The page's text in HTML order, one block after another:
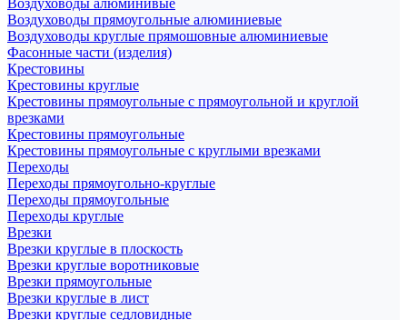
Воздуховоды алюминивые
Воздуховоды прямоугольные алюминиевые
Воздуховоды круглые прямошовные алюминиевые
Фасонные части (изделия)
Крестовины
Крестовины круглые
Крестовины прямоугольные с прямоугольной и круглой
врезками
Крестовины прямоугольные
Крестовины прямоугольные с круглыми врезками
Переходы
Переходы прямоугольно-круглые
Переходы прямоугольные
Переходы круглые
Врезки
Врезки круглые в плоскость
Врезки круглые воротниковые
Врезки прямоугольные
Врезки круглые в лист
Врезки круглые седловидные